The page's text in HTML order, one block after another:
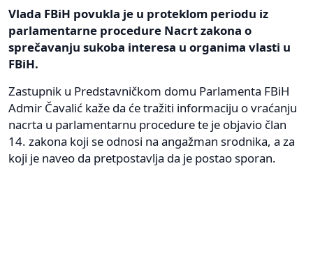
Vlada FBiH povukla je u proteklom periodu iz
parlamentarne procedure Nacrt zakona o
sprečavanju sukoba interesa u organima vlasti u
FBiH.
Zastupnik u Predstavničkom domu Parlamenta FBiH
Admir Čavalić kaže da će tražiti informaciju o vraćanju
nacrta u parlamentarnu procedure te je objavio član
14. zakona koji se odnosi na angažman srodnika, a za
koji je naveo da pretpostavlja da je postao sporan.